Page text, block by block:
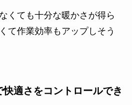
くても十分な暖かさが得ら
て作業効率もアップしそう
適さをコントロールでき